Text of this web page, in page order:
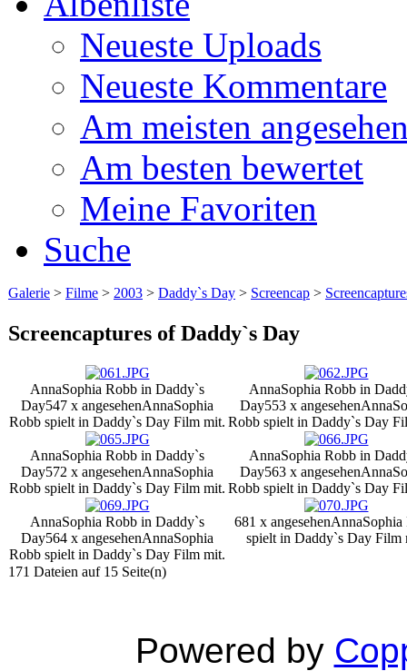
Neueste Uploads
Neueste Kommentare
Am meisten
Am besten bewertet
Meine Favoriten
Suche
Galerie > Filme > 2003 > Daddy`s Day > Screencap >
Screencaptures of Daddy`s Day
AnnaSophia Robb in Daddy`s
Day547 x angesehenAnnaSophia
Robb spielt in Daddy`s Day Film mit.
AnnaSophia Robb in
Day553 x angesehen
Robb spielt in Daddy`s Day
AnnaSophia Robb in Daddy`s
Day572 x angesehenAnnaSophia
Robb spielt in Daddy`s Day Film mit.
AnnaSophia Robb in
Day563 x angesehen
Robb spielt in Daddy`s Day
AnnaSophia Robb in Daddy`s
Day564 x angesehenAnnaSophia
Robb spielt in Daddy`s Day Film mit.
681 x angesehenAnnaSophia
spielt in Daddy`s Day Film
171 Dateien auf 15 Seite(n)
Powered by